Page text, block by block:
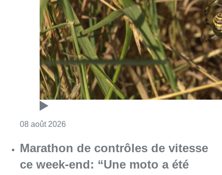
08 août 2026
Marathon de contrôles de vitesse
ce week-end: “Une moto a été